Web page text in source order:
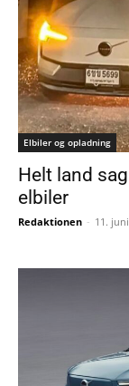
Elbiler og opladning
Helt land
elbiler
Redaktionen - 11.